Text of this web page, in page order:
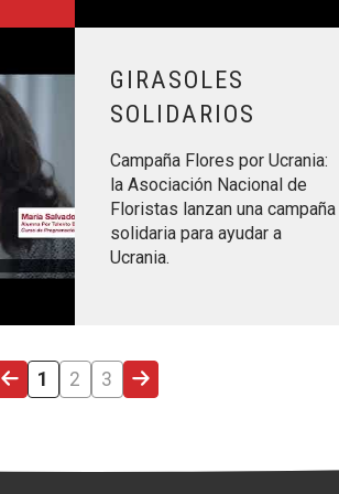
GIRASOLES
SOLIDARIOS
Campaña Flores por Ucrania:
la Asociación Nacional de
Floristas lanzan una campaña
solidaria para ayudar a
Ucrania.
ÚLTIMA PÀGINA
PÀGINA ACTUAL
1 PÀGINA
2 PÀGINA
3 PÀGINA SEGÜENT